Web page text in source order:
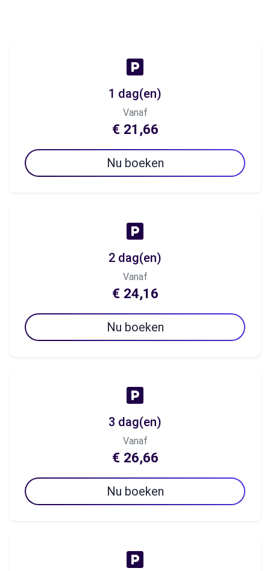
1 dag(en)
Vanaf
€ 21,66
Nu boeken
2 dag(en)
Vanaf
€ 24,16
Nu boeken
3 dag(en)
Vanaf
€ 26,66
Nu boeken